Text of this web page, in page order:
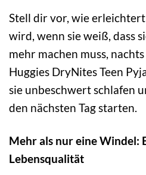
Stell dir vor, wie
wird, wenn sie weiß, dass
mehr machen muss,
Huggies DryNites Teen
sie unbeschwert schlafen
den nächsten Tag starten.
Mehr als nur eine Windel:
Lebensqualität